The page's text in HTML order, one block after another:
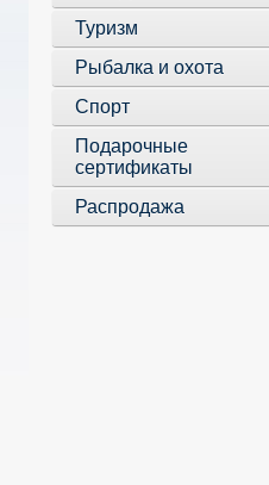
Туризм
Рыбалка и охота
Спорт
Подарочные
сертификаты
Распродажа